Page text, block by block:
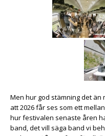
Men hur god stämning det
att 2026 får ses som ett
hur festivalen senaste åren
band, det vill säga band vi